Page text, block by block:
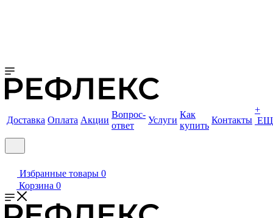
Доставка Оплата Акции
Вопрос-
ответ
Услуги
Как
купить
Контакты
+
Избранные товары 0
Корзина 0